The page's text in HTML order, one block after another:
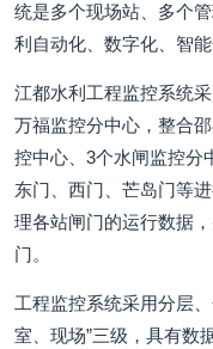
统是多个现场站、多个
利自动化、数字化、智
江都水利工程监控系统
万福监控分中心，整合
控中心、3个水闸监控分
东门、西门、芒岛门等
理各站闸门的运行数据
门。
工程监控系统采用分层
室、现场”三级，具有数